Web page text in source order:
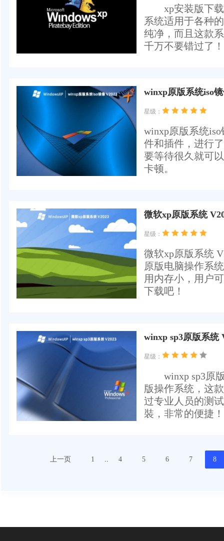
xp安装版下载
系统适用于各种
纯净，而且这款
千万不要错过了！
winxp原版系统iso
星级：
winxp原版系统
件和插件，进行
要等待很久就可
卡顿。
微软xp原版系统
星级：
微软xp原版系统
原版电脑操作系
用内存小，用户
下载吧！
winxp sp3原版系统
星级：
winxp sp3原版
版操作系统，这
过专业人员的测
裝，非常的便捷！
上一页 1 .. 4 5 6 7 8